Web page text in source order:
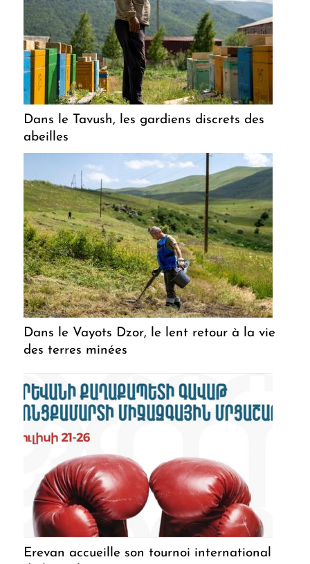
Dans le Tavush, les gardiens discrets des
abeilles
Dans le Vayots Dzor, le lent retour à la vie
des terres minées
Erevan accueille son tournoi international